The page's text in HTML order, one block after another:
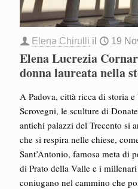
Elena Chirulli il 19
Elena Lucrezia
donna laureata nella
A Padova, città ricca di storia
Scrovegni, le sculture di
antichi palazzi del Trecento si
che si respira nelle chiese,
Sant’Antonio, famosa meta di
di Prato della Valle e i
coniugano nel cammino che